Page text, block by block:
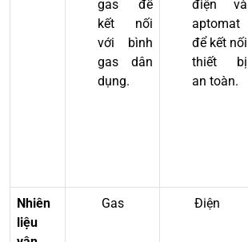
gas để
kết nối
với bình
gas dân
dụng.
điện và
aptomat
để kết nối
thiết bị
an toàn.
Nhiên
liệu
Gas Điện